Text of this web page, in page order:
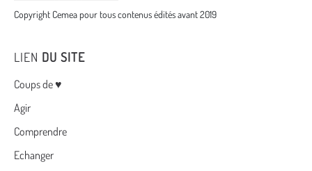
Copyright Cemea pour tous contenus édités avant 2019
LIEN DU SITE
Menu
Coups de ♥
Agir
Comprendre
Echanger